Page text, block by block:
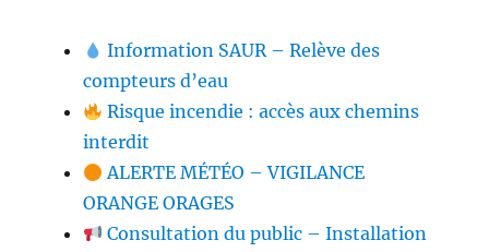
Information SAUR – Relève des
compteurs d’eau
Risque incendie : accès aux chemins
interdit
ALERTE MÉTÉO – VIGILANCE
ORANGE ORAGES
Consultation du public – Installation